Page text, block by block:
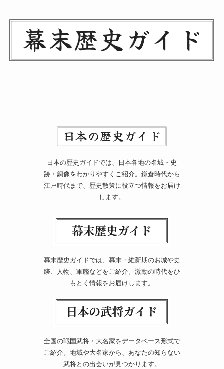
日本の歴史ガイドでは、日本各地の名城・史
跡・銅像をわかりやすくご紹介。鎌倉時代から
江戸時代まで、歴史散策に役立つ情報をお届け
します。
幕末歴史ガイドでは、幕末・維新期のお城や史
跡、人物、軍艦などをご紹介。激動の時代をひ
もとく情報をお届けします。
全国の戦国武将・大名家をデータベース形式で
ご紹介。地域や大名家から、あなたの知らない
武将との出会いが見つかります。